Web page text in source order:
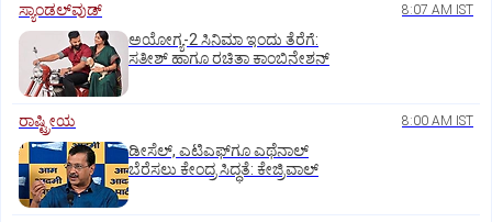
ಸ್ಯಾಂಡಲ್‌ವುಡ್‌ 8:07 AM IST
ಅಯೋಗ್ಯ-2 ಸಿನಿಮಾ ಇಂದು ತೆರೆಗೆ:
ಸತೀಶ್‌ ಹಾಗೂ ರಚಿತಾ ಕಾಂಬಿನೇಶನ್‌
ರಾಷ್ಟ್ರೀಯ 8:00 AM IST
ಡೀಸೆಲ್‌, ಎಟಿಎಫ್‌ಗೂ ಎಥೆನಾಲ್‌
ಬೆರೆಸಲು ಕೇಂದ್ರ ಸಿದ್ಧತೆ: ಕೇಜ್ರಿವಾಲ್‌